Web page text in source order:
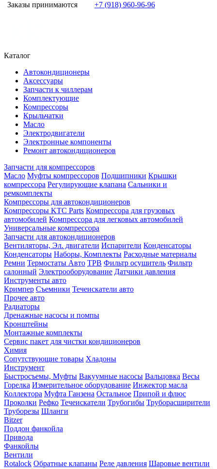
Заказы принимаются
+7 (918) 960-96-96
Каталог
Автокондиционеры
Аксессуары
Запчасти к чиллерам
Комплектующие
Компрессоры
Крыльчатки
Масло
Электродвигатели
Электронные компоненты
Ремонт автокондиционеров
Запчасти для компрессоров
Масло Муфты компрессоров Подшипники Крышки
компрессора Регулирующие клапана Сальники и
ремкомплекты
Компрессоры для автокондиционеров
Компрессоры KTC Parts Компрессора для грузовых
автомобилей Компрессора для легковых автомобилей
Универсальные компрессора
Запчасти для автокондиционеров
Вентиляторы, Эл. двигатели Испарители Конденсаторы
Конденсаторы Наборы, Комплекты Расходные материалы
Ремни Термостаты Авто ТРВ Фильтр осушитель Фильтр
салонный Электрооборудование Датчики давления
Инструменты авто
Кримпер Съемники Течеискатели авто
Прочее авто
Радиаторы
Дренажные насосы и помпы
Кронштейны
Монтажные комплекты
Сервис пакет для чистки кондиционеров
Химия
Сопутствующие товары Хладоны
Инструмент
Быстросъемы, Муфты Вакуумные насосы Вальцовка Весы
Горелка Измерительное оборудование Инжектор масла
Коллектора Муфта Ганзена Остальное Припой и флюс
Проколки Рефко Течеискатели Трубогибы Труборасширители
Труборезы Шланги
Bitzer
Поддон фанкойла
Привода
Фанкойлы
Вентили
Rotalock Обратные клапаны Реле давления Шаровые вентили